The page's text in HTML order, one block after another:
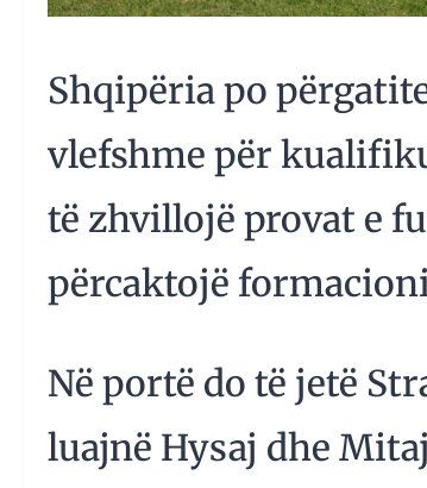
Shqipëria po
vlefshme për
të zhvillojë provat e
përcaktojë
Në portë do të jetë
luajnë Hysaj dhe